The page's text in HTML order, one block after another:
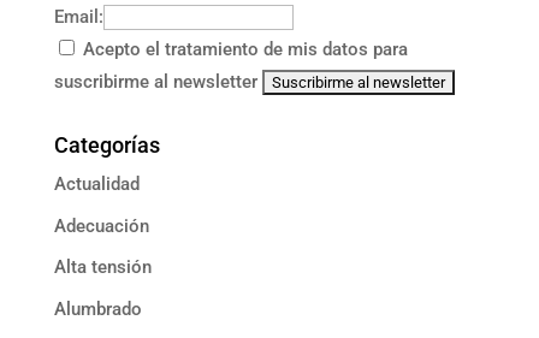
Email:
Acepto el tratamiento de mis datos para
suscribirme al newsletter
Categorías
Actualidad
Adecuación
Alta tensión
Alumbrado